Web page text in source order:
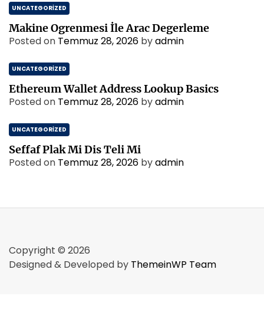
UNCATEGORIZED
Makine Ogrenmesi İle Arac Degerleme
Posted on Temmuz 28, 2026 byadmin
UNCATEGORIZED
Ethereum Wallet Address Lookup Basics
Posted on Temmuz 28, 2026 byadmin
UNCATEGORIZED
Seffaf Plak Mi Dis Teli Mi
Posted on Temmuz 28, 2026 byadmin
Copyright © 2026
Designed & Developed by ThemeinWP Team